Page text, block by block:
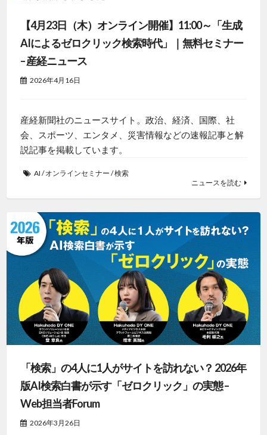
【4月23日（木）オンライン開催】11:00～「生成
AIによるゼロクリック検索時代」｜無料セミナー
– 産経ニュース
2026年4月16日
産経新聞社のニュースサイト。政治、経済、国際、社
会、スポーツ、エンタメ、災害情報などの速報記事と解
説記事を掲載しています。
AI /オンラインセミナー /検索
ニュースを読む
「検索」の4人に1人がサイトを訪れない？ 2026年
版AI検索白書が示す「ゼロクリック」の実態 –
Web担当者Forum
2026年3月26日